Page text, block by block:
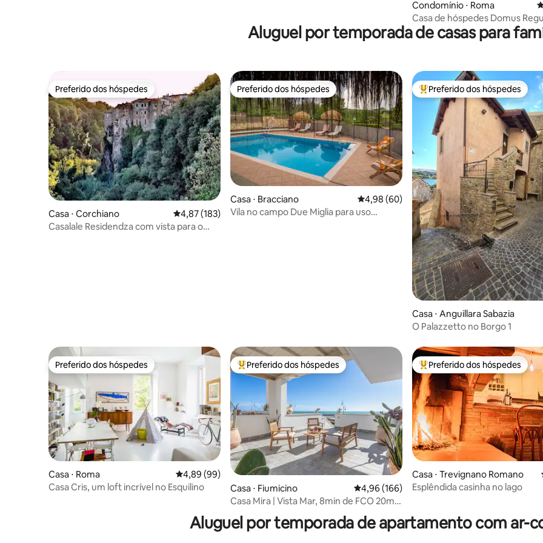
Condomínio ⋅ Roma
Casa de hóspedes Domus
Aluguel por temporada de casas para
Preferido dos hóspedes
Preferido dos hóspedes
Casa ⋅ Corchiano 4,87 de uma avaliação média de 5, 183 avaliações
4,87 (183)
Casalale Residendza com vista para o
Preferido dos hóspedes
Preferido dos hóspedes
Casa ⋅ Bracciano 4,98 de uma avaliação média de 5, 60
4,98 (60)
Vila no campo Due Miglia para uso
Entre os melhores preferidos
Preferido dos hóspedes
Casa ⋅ Anguillara Sabazia
O Palazzetto no Borgo 1
Preferido dos hóspedes
Preferido dos hóspedes
Casa ⋅ Roma 4,89 de uma avaliação média de 5, 99 avaliações
4,89 (99)
Casa Cris, um loft incrível no Esquilino
Entre os melhores preferidos dos hóspedes
Preferido dos hóspedes
Casa ⋅ Fiumicino 4,96 de uma avaliação média de 5, 166
4,96 (166)
Casa Mira | Vista Mar, 8min de FCO 20min
Entre os melhores preferidos
Preferido dos hóspedes
Casa ⋅ Trevignano Romano
Esplêndida casinha no lago
Aluguel por temporada de apartamento com ar-